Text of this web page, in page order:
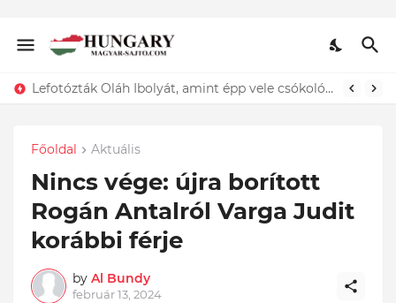
Lefotózták Oláh Ibolyát, amint épp vele csókolózik - EZT nem hiszed el, kinek a karjában kötött ki...ÍME
Főoldal Aktuális
Nincs vége: újra borított
Rogán Antalról Varga Judit
korábbi férje
by Al Bundy
február 13, 2024